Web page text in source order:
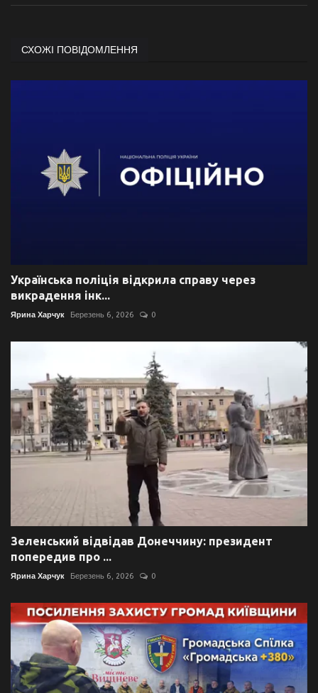
СХОЖІ ПОВІДОМЛЕННЯ
Українська поліція відкрила справу через
викрадення інк...
Ярина Харчук Березень 6, 2026 0
Зеленський відвідав Донеччину: президент
попередив про ...
Ярина Харчук Березень 6, 2026 0